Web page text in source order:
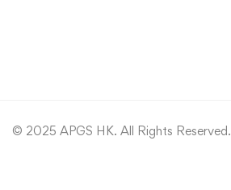
© 2025 APGS HK. All Rights Reserved.